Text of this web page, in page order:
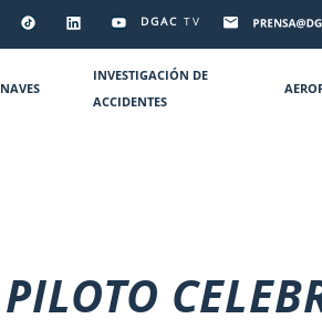
DGAC TV
INVESTIGACIÓN DE
ACCIDENTES